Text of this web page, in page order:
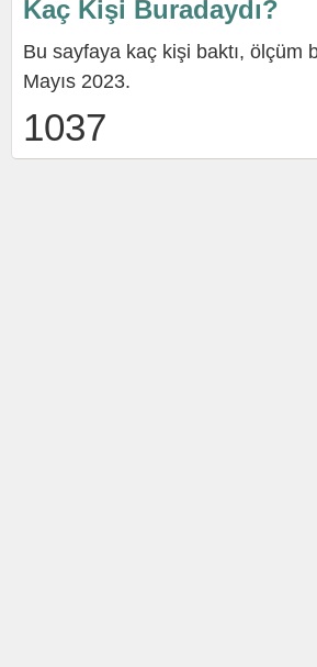
Kaç Kişi Buradaydı?
Bu sayfaya kaç kişi baktı, ölçüm
Mayıs 2023.
1037